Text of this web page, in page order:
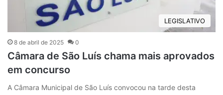
LEGISLATIVO
8 de abril de 2025 0
Câmara de São Luís chama mais aprovados
em concurso
A Câmara Municipal de São Luís convocou na tarde desta